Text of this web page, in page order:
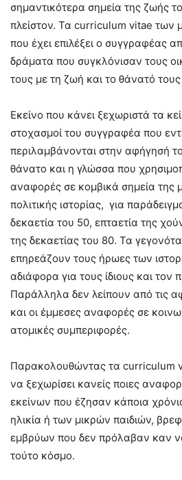
σημαντικότερα σημεία της ζωής
πλείστον. Τα curriculum vitae
που έχει επιλέξει ο συγγραφέας
δράματα που συγκλόνισαν τους
τους με τη ζωή και το θάνατό τους
Εκείνο που κάνει ξεχωριστά τα
στοχασμοί του συγγραφέα που
περιλαμβάνονται στην αφήγησή
θάνατο και η γλώσσα που
αναφορές σε κομβικά σημεία της
πολιτικής ιστορίας, για
δεκαετία του 50, επταετία της
της δεκαετίας του 80. Τα
επηρεάζουν τους ήρωες των
αδιάφορα για τους ίδιους και τον
Παράλληλα δεν λείπουν από τις
και οι έμμεσες αναφορές σε
ατομικές συμπεριφορές.
Παρακολουθώντας τα curriculum
να ξεχωρίσει κανείς ποιες
εκείνων που έζησαν κάποια
ηλικία ή των μικρών παιδιών,
εμβρύων που δεν πρόλαβαν καν
τούτο κόσμο.